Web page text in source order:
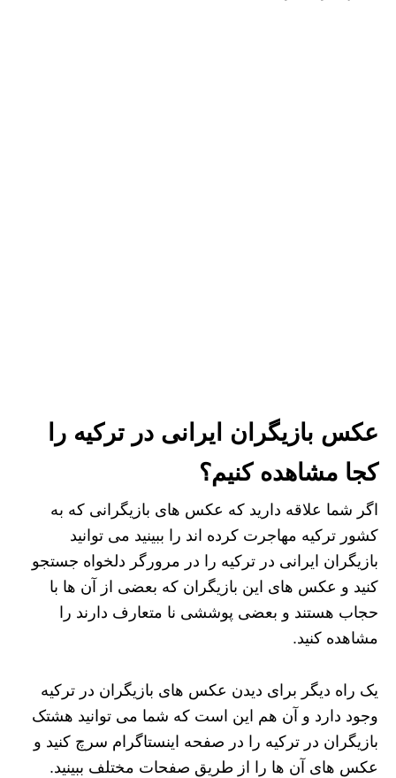
عکس بازیگران ایرانی در ترکیه را
کجا مشاهده کنیم؟
اگر شما علاقه دارید که عکس های بازیگرانی که به
کشور ترکیه مهاجرت کرده اند را ببینید می توانید
بازیگران ایرانی در ترکیه را در مرورگر دلخواه جستجو
کنید و عکس های این بازیگران که بعضی از آن ها با
حجاب هستند و بعضی پوششی نا متعارف دارند را
مشاهده کنید.
یک راه دیگر برای دیدن عکس های بازیگران در ترکیه
وجود دارد و آن هم این است که شما می توانید هشتک
بازیگران در ترکیه را در صفحه اینستاگرام سرچ کنید و
عکس های آن ها را از طریق صفحات مختلف ببینید.